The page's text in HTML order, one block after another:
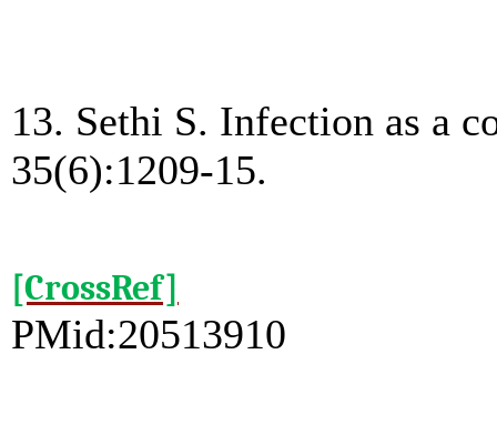
13. Sethi S. Infection as a
35(6):1209-15.
[CrossRef]
PMid:20513910